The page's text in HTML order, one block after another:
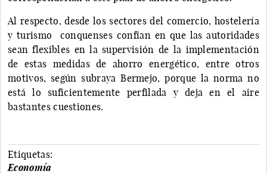
Al respecto, desde los sectores del comercio, hostelería
y turismo conquenses confían en que las autoridades
sean flexibles en la supervisión de la implementación
de estas medidas de ahorro energético, entre otros
motivos, según subraya Bermejo, porque la norma no
está lo suficientemente perfilada y deja en el aire
bastantes cuestiones.
Etiquetas:
Economía